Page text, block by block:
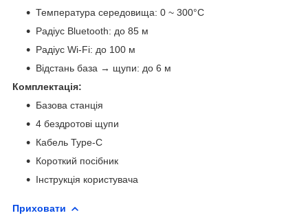
Температура середовища: 0 ~ 300°C
Радіус Bluetooth: до 85 м
Радіус Wi-Fi: до 100 м
Відстань база → щупи: до 6 м
Комплектація:
Базова станція
4 бездротові щупи
Кабель Type-C
Короткий посібник
Інструкція користувача
Приховати